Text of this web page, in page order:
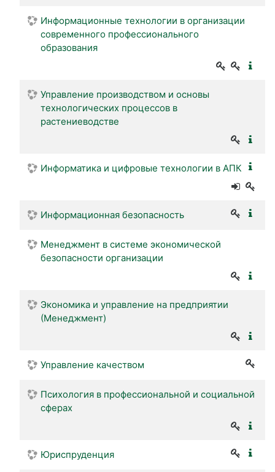
Информационные технологии в организации
современного профессионального
образования
Управление производством и основы
технологических процессов в
растениеводстве
Информатика и цифровые технологии в АПК
Информационная безопасность
Менеджмент в системе экономической
безопасности организации
Экономика и управление на предприятии
(Менеджмент)
Управление качеством
Психология в профессиональной и социальной
сферах
Юриспруденция